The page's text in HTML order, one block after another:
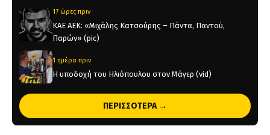
17 ώρες πριν
KAE AEK: «Μιχάλης Κατσούρης – Πάντα, Παντού,
Παρών» (pic)
1 ημέρα πριν
Η υποδοχή του Ηλιόπουλου στον Μάγερ (vid)
ΠΕΡΙΣΣΟΤΕΡΑ →